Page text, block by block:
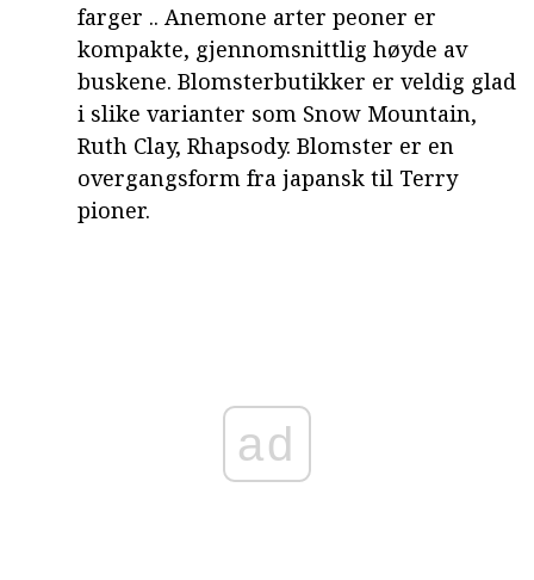
farger .. Anemone arter peoner er
kompakte, gjennomsnittlig høyde av
buskene. Blomsterbutikker er veldig glad
i slike varianter som Snow Mountain,
Ruth Clay, Rhapsody. Blomster er en
overgangsform fra japansk til Terry
pioner.
ad